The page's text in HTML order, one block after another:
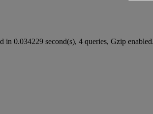
in 0.034229 second(s), 4 queries, Gzip enabled.